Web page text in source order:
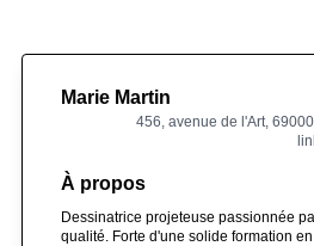
Marie Martin
456, avenue de l'Art,
À propos
Dessinatrice projeteuse passionnée
qualité. Forte d'une solide formation